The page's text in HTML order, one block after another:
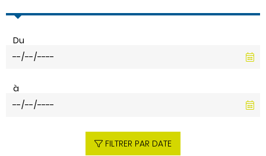
Du
à
FILTRER PAR DATE